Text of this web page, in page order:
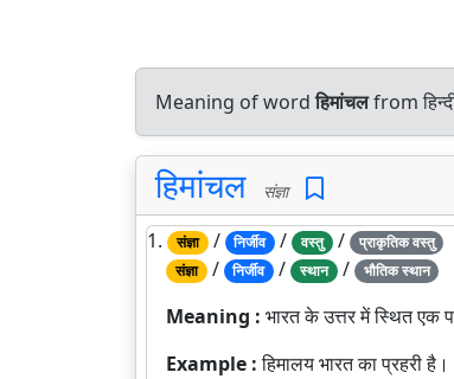
Meaning of wordहिमांचलfrom
हिमांचल संज्ञा
1. संज्ञा / निर्जीव / वस्तु /
प्राकृतिक वस्तु
संज्ञा / निर्जीव / स्थान / भौतिक स्थान
Meaning : भारत के उत्तर में स्थित एक
Example :हिमालय भारत का प्रहरी है।